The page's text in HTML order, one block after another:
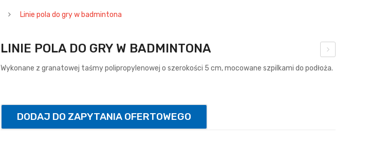
Linie pola do gry w badmintona
brę
LINIE POLA DO GRY W BADMINTONA
Wykonane z granatowej taśmy polipropylenowej o szerokości 5 cm, mocowane szpilkami do podłoża.
DODAJ DO ZAPYTANIA OFERTOWEGO